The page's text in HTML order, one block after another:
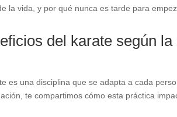
la vida, y por qué nunca es tarde para
del karate según
es una disciplina que se adapta a cada
te compartimos cómo esta práctica